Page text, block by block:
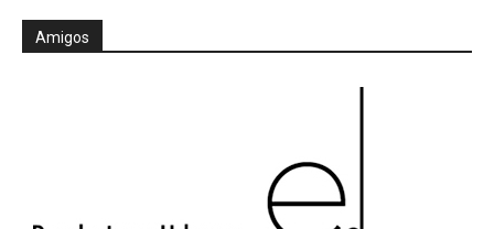
Amigos